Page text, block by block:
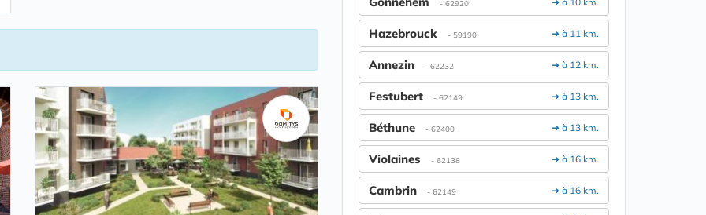
- 62920
➔ à 11 km.
Hazebrouck - 59190
➔ à 12 km.
Annezin - 62232
➔ à 13 km.
Festubert - 62149
➔ à 13 km.
Béthune - 62400
➔ à 16 km.
Violaines - 62138
➔ à 16 km.
Cambrin - 62149